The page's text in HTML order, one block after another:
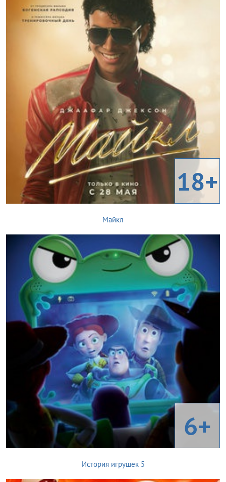
18+
Майкл
6+
История игрушек 5